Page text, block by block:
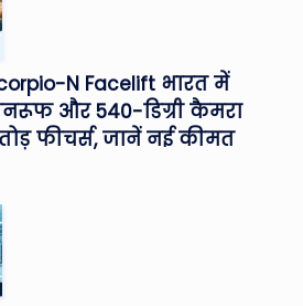
N Facelift भारत में
और 540-डिग्री कैमरा
फीचर्स, जानें नई कीमत